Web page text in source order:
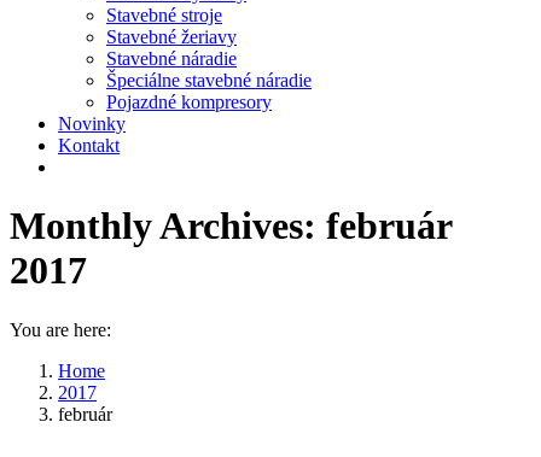
Stavebné stroje
Stavebné žeriavy
Stavebné náradie
Špeciálne stavebné náradie
Pojazdné kompresory
Novinky
Kontakt
Monthly Archives: február
2017
You are here:
Home
2017
február